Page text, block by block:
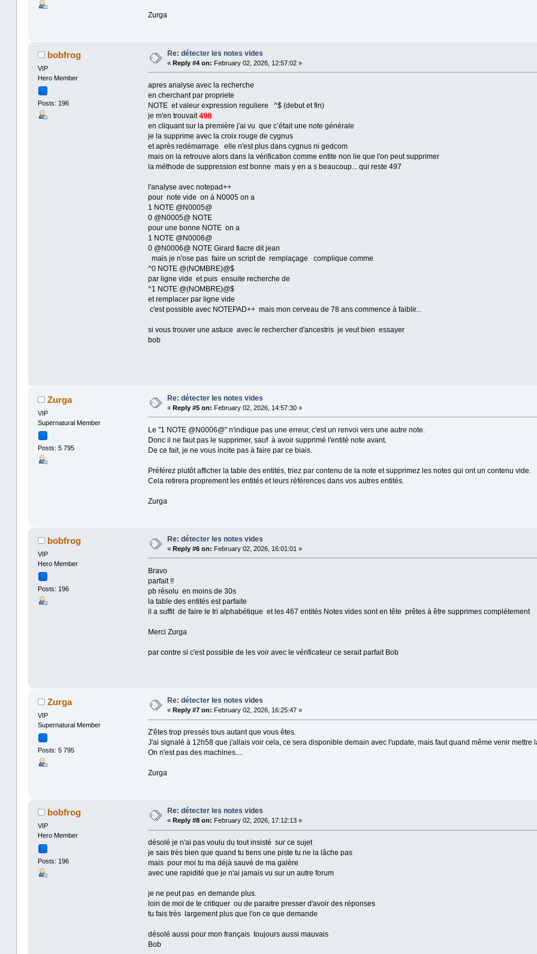
Zurga
bobfrog
VIP
Hero Member
Posts: 196
Re: détecter les notes vides
« Reply #4 on: February 02, 2026, 12:57:02 »
apres analyse avec la recherche
en cherchant par propriete
NOTE et valeur expression reguliere ^$ (debut et fin)
je m'en trouvait498
en cliquant sur la première j'ai vu que c’était une note générale
je la supprime avec la croix rouge de cygnus
et après redémarrage elle n'est plus dans cygnus ni gedcom
mais on la retrouve alors dans la vérification comme entite non lie que l'on peut supprimer
la méthode de suppression est bonne mais y en a s beaucoup... qui reste 497
l'analyse avec notepad++
pour note vide on à N0005 on a
1 NOTE @N0005@
0 @N0005@ NOTE
pour une bonne NOTE on a
1 NOTE @N0006@
0 @N0006@ NOTE Girard fiacre dit jean
mais je n'ose pas faire un script de remplaçage complique comme
^0 NOTE @(NOMBRE)@$
par ligne vide et puis ensuite recherche de
^1 NOTE @(NOMBRE)@$
et remplacer par ligne vide
c'est possible avec NOTEPAD++ mais mon cerveau de 78 ans commence à faiblir...
si vous trouver une astuce avec le rechercher d'ancestris je veut bien essayer
bob
Zurga
VIP
Supernatural Member
Posts: 5 795
Re: détecter les notes vides
« Reply #5 on: February 02, 2026, 14:57:30 »
Le "1 NOTE @N0006@" n'indique pas une erreur, c'est un renvoi vers une autre note.
Donc il ne faut pas le supprimer, sauf à avoir supprimé l'entité note avant.
De ce fait, je ne vous incite pas à faire par ce biais.
Préférez plutôt afficher la table des entités, triez par contenu de la note et supprimez les notes qui ont un contenu vide.
Cela retirera proprement les entités et leurs références dans vos autres entités.
Zurga
bobfrog
VIP
Hero Member
Posts: 196
Re: détecter les notes vides
« Reply #6 on: February 02, 2026, 16:01:01 »
Bravo
parfait !!
pb résolu en moins de 30s
la table des entités est parfaite
il a suffit de faire le tri alphabétique et les 467 entités Notes vides sont en tête prêtes à être supprimes complétement
Merci Zurga
par contre si c'est possible de les voir avec le vérificateur ce serait parfait Bob
Zurga
VIP
Supernatural Member
Posts: 5 795
Re: détecter les notes vides
« Reply #7 on: February 02, 2026, 16:25:47 »
Z'êtes trop pressés tous autant que vous êtes.
J'ai signalé à 12h58 que j'allais voir cela, ce sera disponible demain avec l'update, mais faut quand même venir mettre
On n'est pas des machines....
Zurga
bobfrog
VIP
Hero Member
Posts: 196
Re: détecter les notes vides
« Reply #8 on: February 02, 2026, 17:12:13 »
désolé je n'ai pas voulu du tout insisté sur ce sujet
je sais très bien que quand tu tiens une piste tu ne la lâche pas
mais pour moi tu ma déjà sauvé de ma galère
avec une rapidité que je n'ai jamais vu sur un autre forum
je ne peut pas en demande plus.
loin de moi de te critiquer ou de paraitre presser d'avoir des réponses
tu fais très largement plus que l'on ce que demande
désolé aussi pour mon français toujours aussi mauvais
Bob